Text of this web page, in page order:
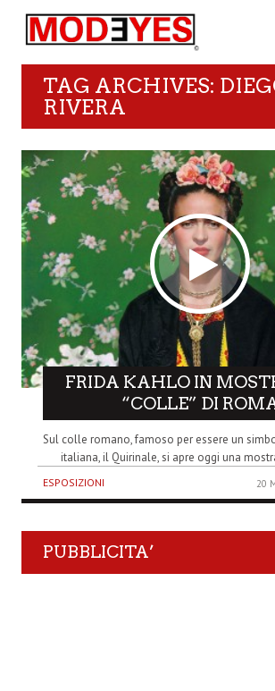
TAG ARCHIVES:
RIVERA
FRIDA KAHLO IN
“COLLE” DI
Sul colle romano, famoso per essere un
italiana, il Quirinale, si apre oggi una
ESPOSIZIONI 20
PUBBLICITA’